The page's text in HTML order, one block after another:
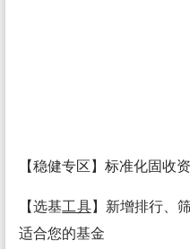
【稳健专区】标准化固收
【选基工具】新增排行、
适合您的基金